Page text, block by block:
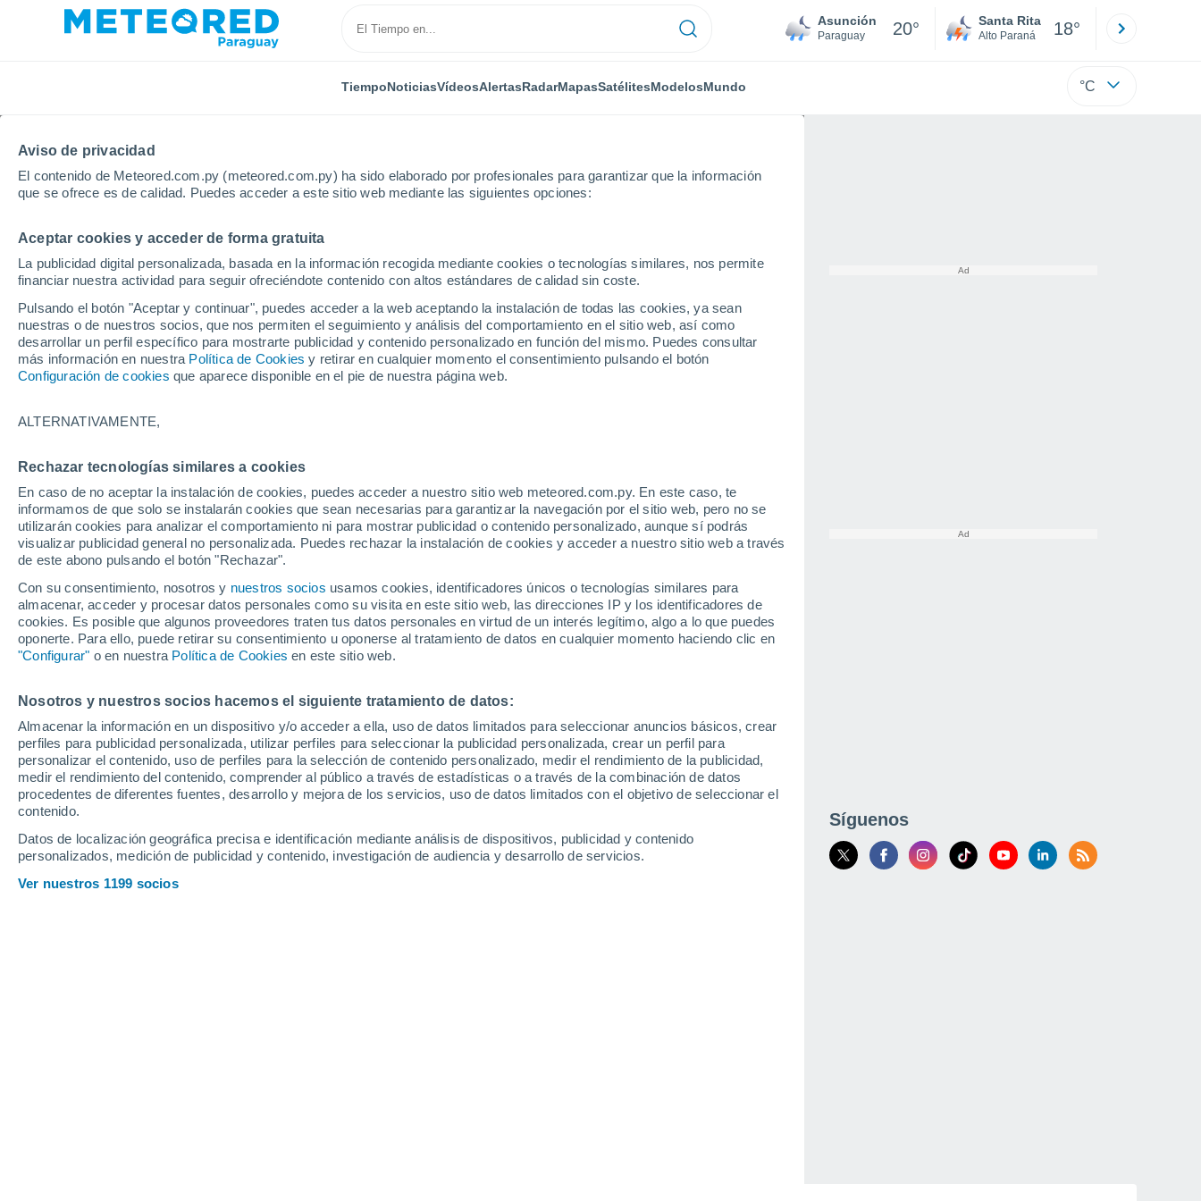
Aviso de privacidad
El contenido de Meteored.com.py (meteored.com.py) ha sido elaborado por profesionales para garantizar que la información
que se ofrece es de calidad. Puedes acceder a este sitio web mediante las siguientes opciones:
Aceptar cookies y acceder de forma gratuita
La publicidad digital personalizada, basada en la información recogida mediante cookies o tecnologías similares, nos permite
financiar nuestra actividad para seguir ofreciéndote contenido con altos estándares de calidad sin coste.
Pulsando el botón "Aceptar y continuar", puedes acceder a la web aceptando la instalación de todas las cookies, ya sean
nuestras o de nuestros socios, que nos permiten el seguimiento y análisis del comportamiento en el sitio web, así como
desarrollar un perfil específico para mostrarte publicidad y contenido personalizado en función del mismo. Puedes consultar
más información en nuestra Política de Cookies y retirar en cualquier momento el consentimiento pulsando el botón
Configuración de cookies que aparece disponible en el pie de nuestra página web.
ALTERNATIVAMENTE,
Rechazar tecnologías similares a cookies
En caso de no aceptar la instalación de cookies, puedes acceder a nuestro sitio web meteored.com.py. En este caso, te
informamos de que solo se instalarán cookies que sean necesarias para garantizar la navegación por el sitio web, pero no se
utilizarán cookies para analizar el comportamiento ni para mostrar publicidad o contenido personalizado, aunque sí podrás
visualizar publicidad general no personalizada. Puedes rechazar la instalación de cookies y acceder a nuestro sitio web a través
de este abono pulsando el botón "Rechazar".
Con su consentimiento, nosotros y nuestros socios usamos cookies, identificadores únicos o tecnologías similares para
almacenar, acceder y procesar datos personales como su visita en este sitio web, las direcciones IP y los identificadores de
cookies. Es posible que algunos proveedores traten tus datos personales en virtud de un interés legítimo, algo a lo que puedes
oponerte. Para ello, puede retirar su consentimiento u oponerse al tratamiento de datos en cualquier momento haciendo clic en
"Configurar" o en nuestra Política de Cookies en este sitio web.
Nosotros y nuestros socios hacemos el siguiente tratamiento de datos:
Almacenar la información en un dispositivo y/o acceder a ella, uso de datos limitados para seleccionar anuncios básicos, crear
perfiles para publicidad personalizada, utilizar perfiles para seleccionar la publicidad personalizada, crear un perfil para
personalizar el contenido, uso de perfiles para la selección de contenido personalizado, medir el rendimiento de la publicidad,
medir el rendimiento del contenido, comprender al público a través de estadísticas o a través de la combinación de datos
procedentes de diferentes fuentes, desarrollo y mejora de los servicios, uso de datos limitados con el objetivo de seleccionar el
contenido.
Datos de localización geográfica precisa e identificación mediante análisis de dispositivos, publicidad y contenido
personalizados, medición de publicidad y contenido, investigación de audiencia y desarrollo de servicios.
Ver nuestros 1199 socios
Asunción
Paraguay 20° Santa Rita
Alto Paraná 18°
TiempoNoticiasVídeosAlertasRadarMapasSatélitesModelosMundo °C
Inicio Italia Provincia de Caserta
Tiempo en la Provincia de Caserta
Hoy, 6 agosto Todo el día Símbolo
Aversa
35°
23°
36°
23°
Capua
23°
Caserta
Piedimonte
Matese
35°
22°
37°
23°
Sessa
Aurunca
Teano
33°
Monte
Síguenos